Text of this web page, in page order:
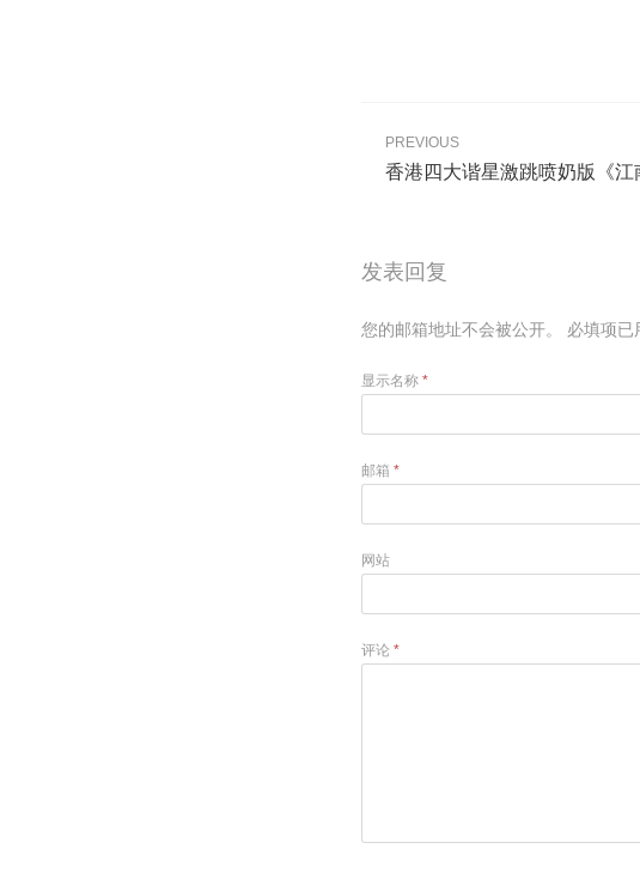
PREVIOUS
香港四大谐星激跳喷奶版《江
发表回复
您的邮箱地址不会被公开。 必填项已
显示名称 *
邮箱 *
网站
评论 *